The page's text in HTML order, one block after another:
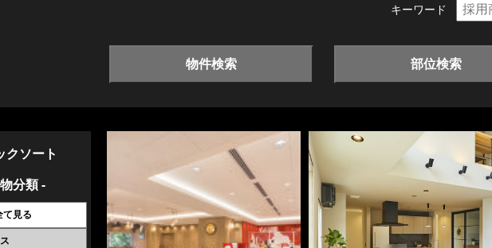
キーワード
物件検索 部位検索
クソート
分類 -
て見る